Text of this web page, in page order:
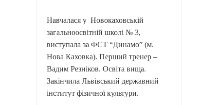
Навчалася у Новокаховській
загальноосвітній школі № 3,
виступала за ФСТ “Динамо” (м.
Нова Каховка). Перший тренер –
Вадим Резніков. Освіта вища.
Закінчила Львівський державний
інститут фізичної культури.